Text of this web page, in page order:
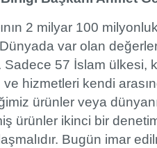
2 milyar 100
var olan
Sadece 57 İslam ülkesi,
hizmetleri kendi
ürünler veya
ürünler ikinci bir
Bugün imar